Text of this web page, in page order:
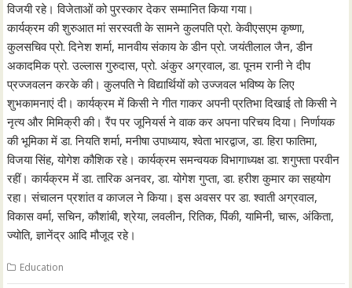
विजयी रहे। विजेताओं को पुरस्कार देकर सम्मानित किया गया।
कार्यक्रम की शुरुआत मां सरस्वती के सामने कुलपति प्रो. केवीएसएम कृष्णा,
कुलसचिव प्रो. दिनेश शर्मा, मानवीय संकाय के डीन प्रो. जयंतीलाल जैन, डीन
अकादमिक प्रो. उल्लास गुरुदास, प्रो. अंकुर अग्रवाल, डा. पूनम रानी ने दीप
प्रज्जवलन करके की। कुलपति ने विद्यार्थियों को उज्जवल भविष्य के लिए
शुभकामनाएं दी। कार्यक्रम में किसी ने गीत गाकर अपनी प्रतिभा दिखाई तो किसी ने
नृत्य और मिमिक्री की। रैंप पर जूनियर्स ने वाक कर अपना परिचय दिया। निर्णायक
की भूमिका में डा. नियति शर्मा, मनीषा उपाध्याय, श्वेता भारद्वाज, डा. हिरा फातिमा,
विजया सिंह, योगेश कौशिक रहे। कार्यक्रम समन्वयक विभागाध्यक्ष डा. शगुफ्ता परवीन
रहीं। कार्यक्रम में डा. तारिक अनवर, डा. योगेश गुप्ता, डा. हरीश कुमार का सहयोग
रहा। संचालन प्रशांत व काजल ने किया। इस अवसर पर डा. श्वाती अग्रवाल,
विकास वर्मा, सचिन, कौशांबी, श्रेया, लवलीन, रितिक, पिंकी, यामिनी, चारू, अंकिता,
ज्योति, ज्ञानेंद्र आदि मौजूद रहे।
Education